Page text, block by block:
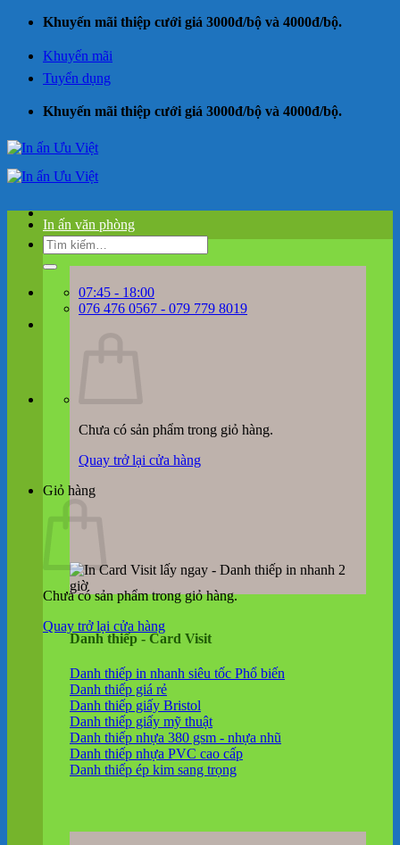
Khuyến mãi thiệp cưới giá 3000đ/bộ và 4000đ/bộ.
Khuyến mãi
Tuyển dụng
Khuyến mãi thiệp cưới giá 3000đ/bộ và 4000đ/bộ.
Tìm
kiếm:
07:45 - 18:00
076 476 0567 - 079 779 8019
Chưa có sản phẩm trong giỏ hàng.
Quay trở lại cửa hàng
Giỏ hàng
Chưa có sản phẩm trong giỏ hàng.
Quay trở lại cửa hàng
In ấn văn phòng
Danh thiếp - Card Visit
Danh thiếp in nhanh siêu tốc
Danh thiếp giá rẻ
Danh thiếp giấy Bristol
Danh thiếp giấy mỹ thuật
Danh thiếp nhựa 380 gsm - nhựa nhũ
Danh thiếp nhựa PVC cao cấp
Danh thiếp ép kim sang trọng